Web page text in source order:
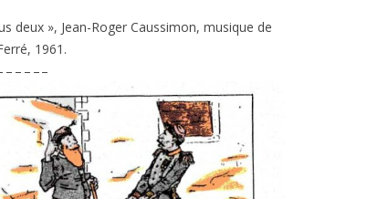
deux », Jean-Roger Caussimon, musique de
1961 .
– – – – –